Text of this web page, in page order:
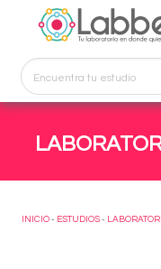
INICIO - ESTUDIOS -